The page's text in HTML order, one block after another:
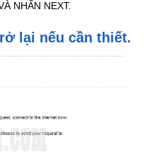
NHẤN NEXT.
lại nếu cần thiết.